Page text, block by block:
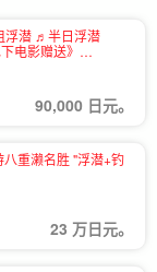
浮潜 ♬半日浮潜
电影赠送》
90,000 日元。
重濑名胜 "浮潜+钓
咨询我们。
23 万日元。